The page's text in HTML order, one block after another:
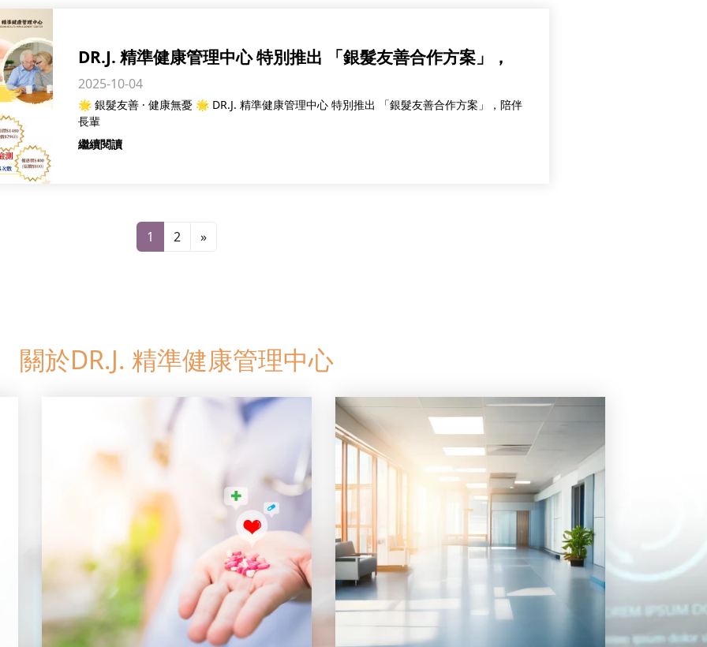
DR.J. 精準健康管理中心 特別推出 「銀髮友善合作方案」，
陪伴長輩守護健康、快樂生活！
2025-10-04
🌟 銀髮友善 · 健康無憂 🌟 DR.J. 精準健康管理中心 特別推出 「銀髮友善合作方案」，陪伴
長輩
繼續閱讀
1 2 »
關於DR.J. 精準健康管理中心